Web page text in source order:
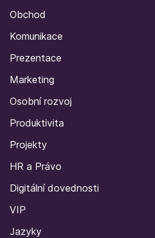
Obchod
Komunikace
Prezentace
Marketing
Osobní rozvoj
Produktivita
Projekty
HR a Právo
Digitální dovednosti
VIP
Jazyky